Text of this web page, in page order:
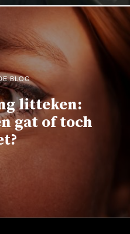
BLOG
litteken:
gat of toch